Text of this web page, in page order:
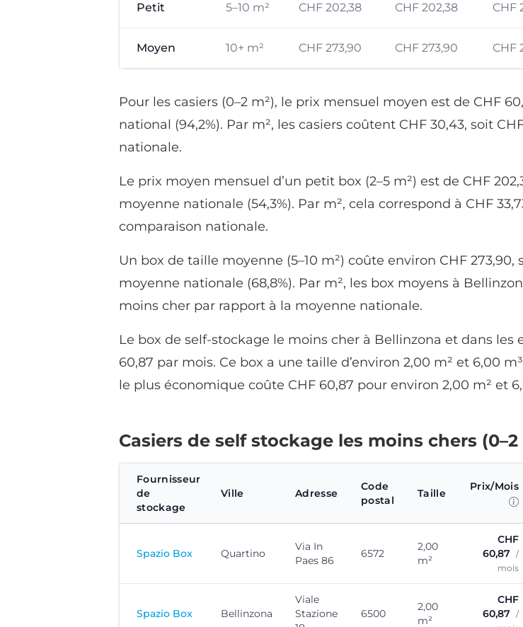
Petit 5–10 m² CHF 202,38 CHF 202,38 CHF
Moyen 10+ m² CHF 273,90 CHF 273,90 CHF
Pour les casiers (0–2 m²), le prix mensuel moyen est de CHF
national (94,2%). Par m², les casiers coûtent CHF 30,43, soit
nationale.
Le prix moyen mensuel d’un petit box (2–5 m²) est de CHF
moyenne nationale (54,3%). Par m², cela correspond à CHF
comparaison nationale.
Un box de taille moyenne (5–10 m²) coûte environ CHF
moyenne nationale (68,8%). Par m², les box moyens à
moins cher par rapport à la moyenne nationale.
Le box de self-stockage le moins cher à Bellinzona et dans
60,87 par mois. Ce box a une taille d’environ 2,00 m² et 6,00
le plus économique coûte CHF 60,87 pour environ 2,00 m² et
Casiers de self stockage les moins chers (0–2
Fournisseur
de
stockage
Ville Adresse
Code
postal
Taille
Prix/Mois
Spazio Box Quartino
Via In
Paes 86
6572
2,00
m²
CHF
60,87 /
mois
Spazio Box Bellinzona
Viale
Stazione
6500
2,00
m²
CHF
60,87 /